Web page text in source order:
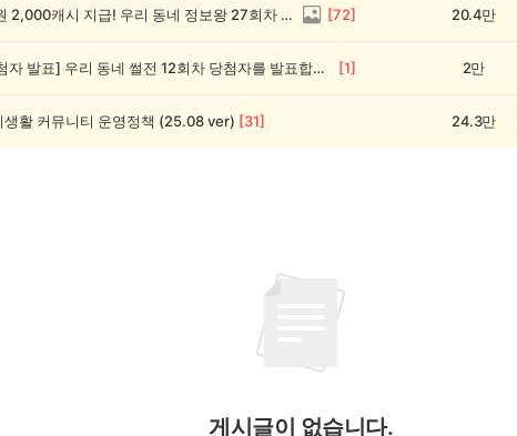
💸 전원 2,000캐시 지급! 우리 동네 정보왕 27회차 (~8/10) [72] 20.4만
💰[당첨자 발표] 우리 동네 썰전 12회차 당첨자를 발표합니다! [1] 2만
생활 커뮤니티 운영정책 (25.08 ver) [31] 24.3만
게시글이 없습니다.